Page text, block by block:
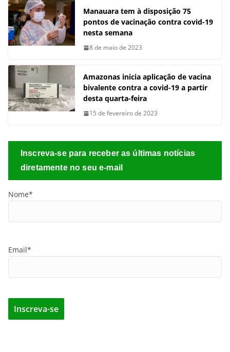
Manauara tem à disposição 75
pontos de vacinação contra covid-19
nesta semana
8 de maio de 2023
Amazonas inicia aplicação de vacina
bivalente contra a covid-19 a partir
desta quarta-feira
15 de fevereiro de 2023
Inscreva-se para receber as últimas notícias
diretamente no seu e-mail
Nome*
Email*